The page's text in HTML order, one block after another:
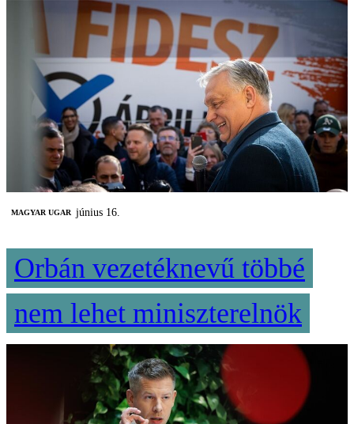
MAGYAR UGAR június 16.
Orbán vezetéknevű többé
nem lehet miniszterelnök